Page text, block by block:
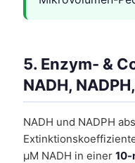
5. Enzym- &
NADH,
NADH und NADPH
µM NADH in einer 10-